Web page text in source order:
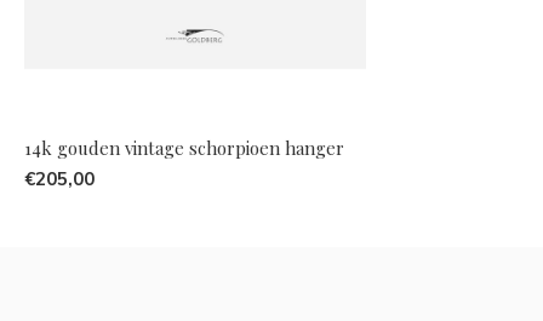
14k gouden vintage schorpioen hanger
€205,00